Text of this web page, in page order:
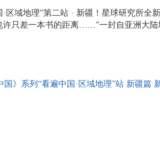
区域地理”第二站 · 新疆！星球研究所全
许只差一本书的距离……”一封自亚洲大
从这里，一起发现新疆之美！
》系列“看遍中国·区域地理”站 新疆篇